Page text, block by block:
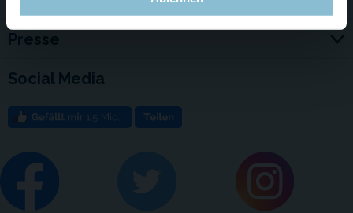
Presse
Social Media